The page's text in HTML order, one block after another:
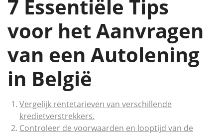
7 Essentiële Tips
voor het Aanvragen
van een Autolening
in België
Vergelijk rentetarieven van verschillende
kredietverstrekkers.
Controleer de voorwaarden en looptijd van de